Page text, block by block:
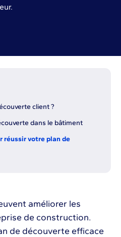
client ?
dans le bâtiment
réussir votre plan de
améliorer les
de construction.
de découverte efficace